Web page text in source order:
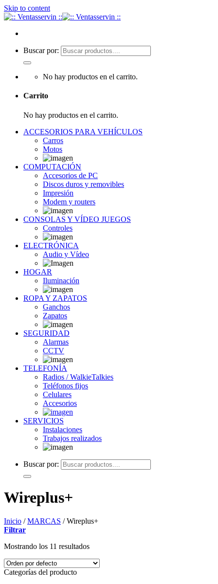
Skip to content
Buscar por:
No hay productos en el carrito.
Carrito
No hay productos en el carrito.
ACCESORIOS PARA VEHÍCULOS
Carros
Motos
COMPUTACIÓN
Accesorios de PC
Discos duros y removibles
Impresión
Modem y routers
CONSOLAS Y VÍDEO JUEGOS
Controles
ELECTRÓNICA
Audio y Vídeo
HOGAR
Iluminación
ROPA Y ZAPATOS
Ganchos
Zapatos
SEGURIDAD
Alarmas
CCTV
TELEFONÍA
Radios / WalkieTalkies
Teléfonos fijos
Celulares
Accesorios
SERVICIOS
Instalaciones
Trabajos realizados
Buscar por:
Wireplus+
Inicio / MARCAS /Wireplus+
Filtrar
Mostrando los 11 resultados
Categorías del producto